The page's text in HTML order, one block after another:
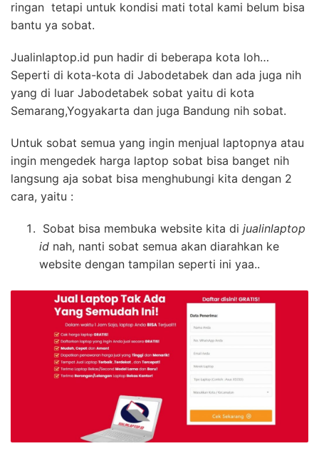
ringan tetapi untuk kondisi mati total kami belum bisa
bantu ya sobat.
Jualinlaptop.id pun hadir di beberapa kota loh…
Seperti di kota-kota di Jabodetabek dan ada juga nih
yang di luar Jabodetabek sobat yaitu di kota
Semarang,Yogyakarta dan juga Bandung nih sobat.
Untuk sobat semua yang ingin menjual laptopnya atau
ingin mengedek harga laptop sobat bisa banget nih
langsung aja sobat bisa menghubungi kita dengan 2
cara, yaitu :
Sobat bisa membuka website kita di jualinlaptop
id nah, nanti sobat semua akan diarahkan ke
website dengan tampilan seperti ini yaa..